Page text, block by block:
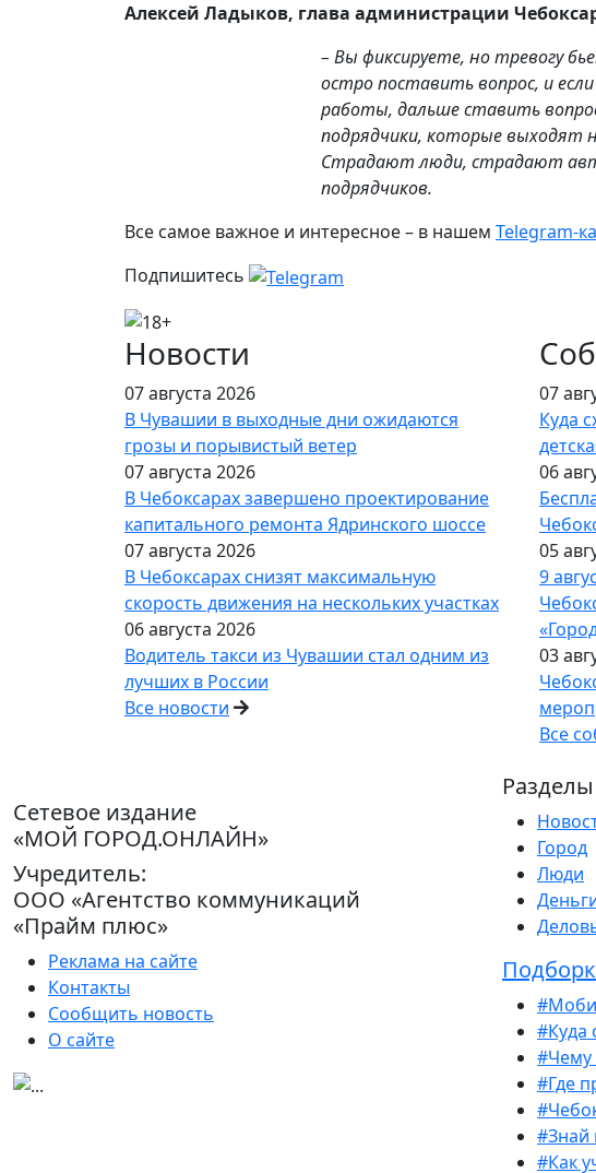
Алексей Ладыков, глава администрации
– Вы фиксируете, но тревогу
остро поставить вопрос, и
работы, дальше ставить
подрядчики, которые выходят
Страдают люди, страдают
подрядчиков.
Все самое важное и интересное – в нашем Telegram-
Подпишитесь
Новости
07 августа 2026
В Чувашии в выходные дни ожидаются
грозы и порывистый ветер
07 августа 2026
В Чебоксарах завершено проектирование
капитального ремонта Ядринского шоссе
07 августа 2026
В Чебоксарах снизят максимальную
скорость движения на нескольких участках
06 августа 2026
Водитель такси из Чувашии стал одним из
лучших в России
Все новости
07
Куда
06
05
9
03
Все
Сетевое издание
«МОЙ ГОРОД.ОНЛАЙН»
Учредитель:
ООО «Агентство коммуникаций
«Прайм плюс»
Реклама на сайте
Контакты
Сообщить новость
О сайте
Разделы
Город
Люди
#Куда
#Чему
#Где
#Знай
#Как